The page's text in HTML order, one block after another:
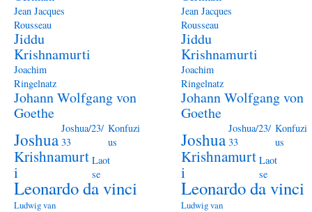
Jean Jacques
Rousseau
Jiddu
Krishnamurti
Joachim
Ringelnatz
Johann Wolfgang von
Goethe
Joshua
Joshua/23/
33
Konfuzi
us
Krishnamurt
i
Laot
se
Leonardo da vinci
Ludwig van
Jean Jacques
Rousseau
Jiddu
Krishnamurti
Joachim
Ringelnatz
Johann Wolfgang von
Goethe
Joshua
Joshua/23/
33
Konfuzi
us
Krishnamurt
i
Laot
se
Leonardo da vinci
Ludwig van